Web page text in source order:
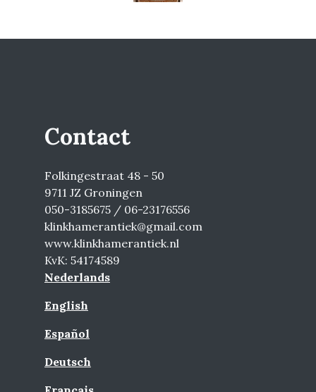
Contact
Folkingestraat 48 - 50
9711 JZ Groningen
050-3185675 / 06-23176556
klinkhamerantiek@gmail.com
www.klinkhamerantiek.nl
KvK: 54174589
Nederlands
English
Español
Deutsch